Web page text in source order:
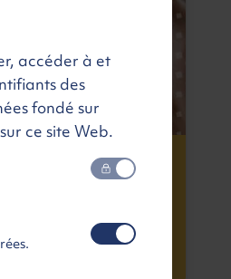
exclusivité :
Retour Gagnant
En savoir plus
accéder à et
des
fondé sur
ce site Web.